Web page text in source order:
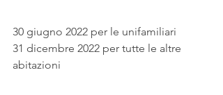
30 giugno 2022 per le unifamiliari
31 dicembre 2022 per tutte le altre
abitazioni